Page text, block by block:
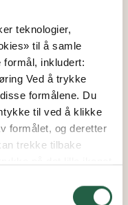
teknologier,
til å samle
formål, inkludert:
Ved å trykke
formålene. Du
til ved å klikke
formålet, og deretter
trekke tilbake
og annen